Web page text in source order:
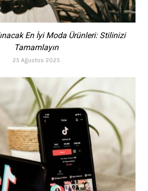
En İyi Moda Ürünleri: Stilinizi
Tamamlayın
25 Ağustos 2025